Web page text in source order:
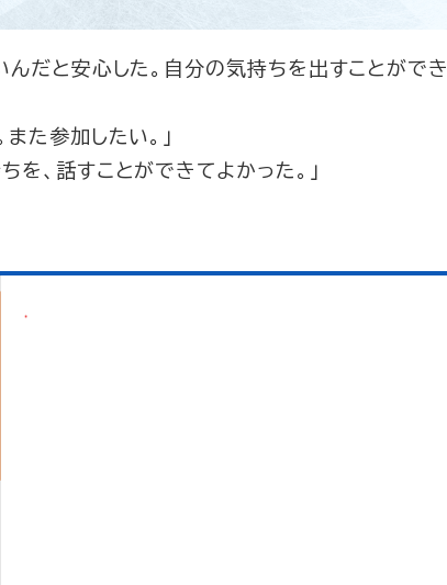
んだと安心した。自分の気持ちを出すことができ
た参加したい。」
を、話すことができてよかった。」